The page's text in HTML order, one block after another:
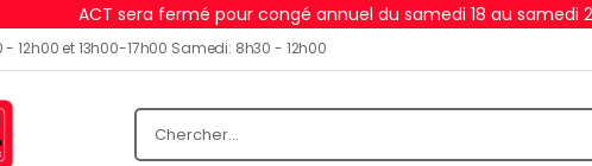
ACT sera fermé pour congé annuel du samedi 18 au samedi
12h00 et 13h00-17h00 Samedi: 8h30 - 12h00